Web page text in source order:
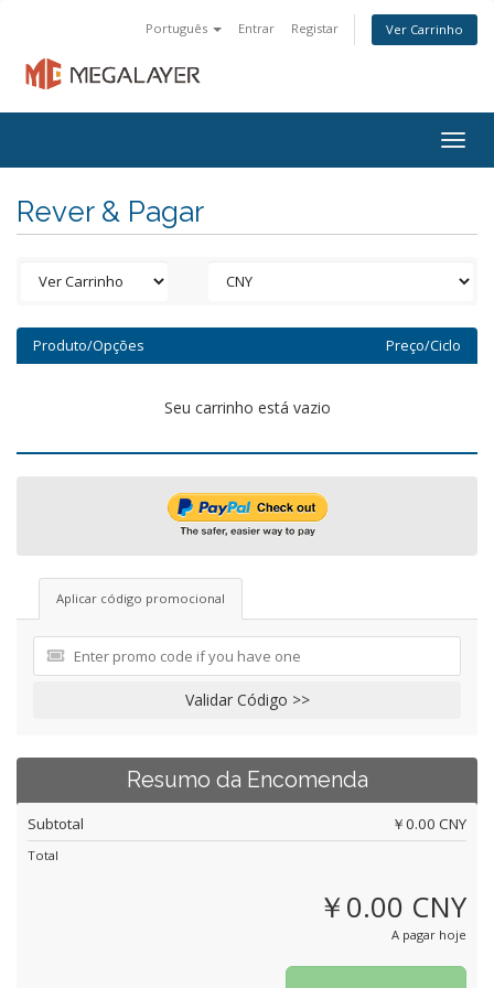
Português Entrar Registar Ver Carrinho
Rever & Pagar
Produto/Opções Preço/Ciclo
Seu carrinho está vazio
Aplicar código promocional
Validar Código >>
Resumo da Encomenda
Subtotal ￥0.00 CNY
Total
￥0.00 CNY
A pagar hoje